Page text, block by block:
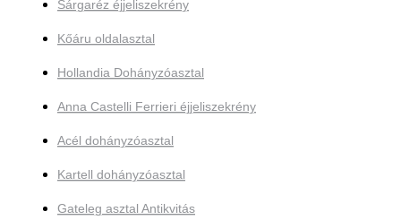
Sárgaréz éjjeliszekrény
Kőáru oldalasztal
Hollandia Dohányzóasztal
Anna Castelli Ferrieri éjjeliszekrény
Acél dohányzóasztal
Kartell dohányzóasztal
Gateleg asztal Antikvitás